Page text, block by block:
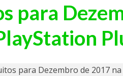
para